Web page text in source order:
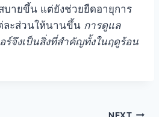
บายขึ้น แต่ยังช่วยยืดอายุการ
ละส่วนให้นานขึ้น การดูแล
ร์จึงเป็นสิ่งที่สำคัญทั้งในฤดูร้อน
NEXT